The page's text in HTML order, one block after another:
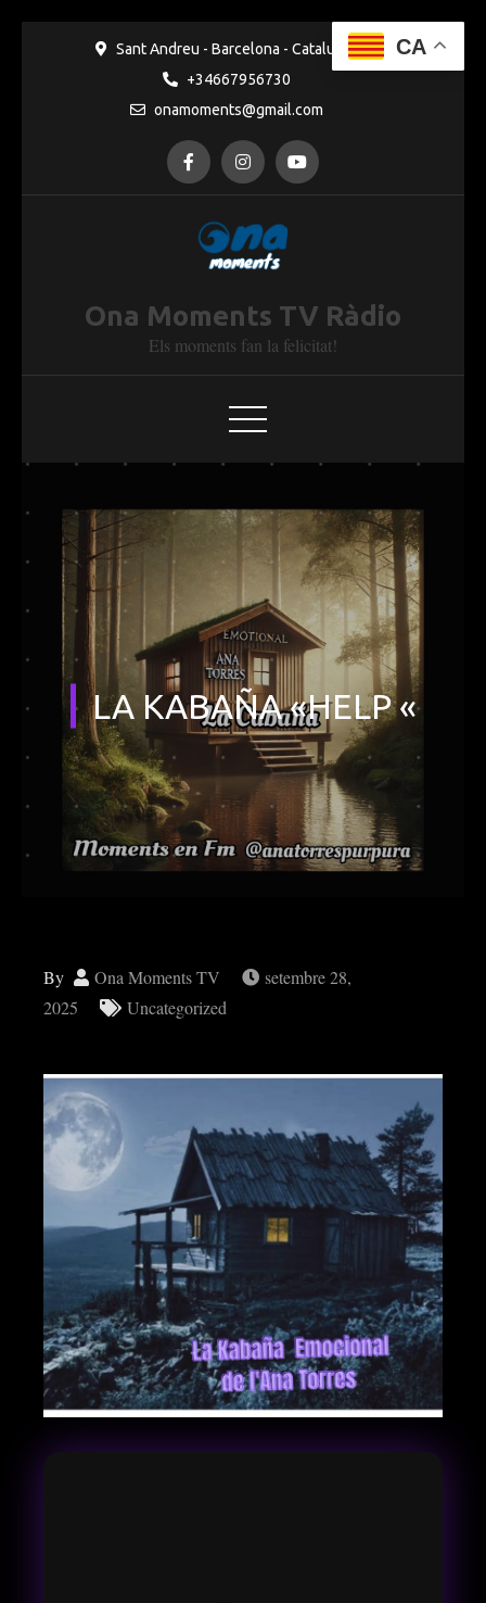
Sant Andreu - Barcelona - Catalunya
+34667956730
onamoments@gmail.com
Ona Moments TV Ràdio
Els moments fan la felicitat!
LA KABAÑA «HELP «
By Ona Moments TV
setembre 28,
2025
Uncategorized
CA